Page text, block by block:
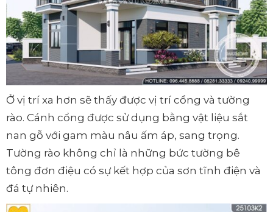
Ở vị trí xa hơn sẽ thấy được vị trí cổng và tường
rào. Cánh cổng được sử dụng bằng vật liệu sắt
nan gỗ với gam màu nâu ấm áp, sang trọng.
Tường rào không chỉ là những bức tường bê
tông đơn điệu có sự kết hợp của sơn tĩnh điện và
đá tự nhiên.